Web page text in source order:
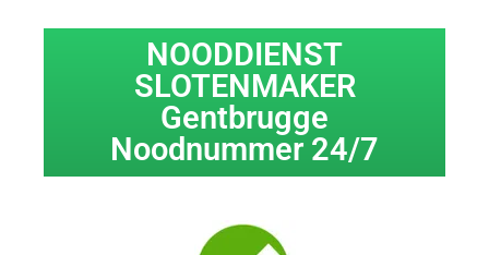
NOODDIENST
SLOTENMAKER
Gentbrugge
Noodnummer 24/7